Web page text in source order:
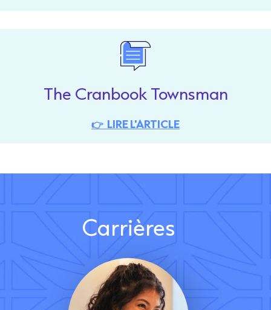
The Cranbook Townsman
👉 LIRE L'ARTICLE
Carrières